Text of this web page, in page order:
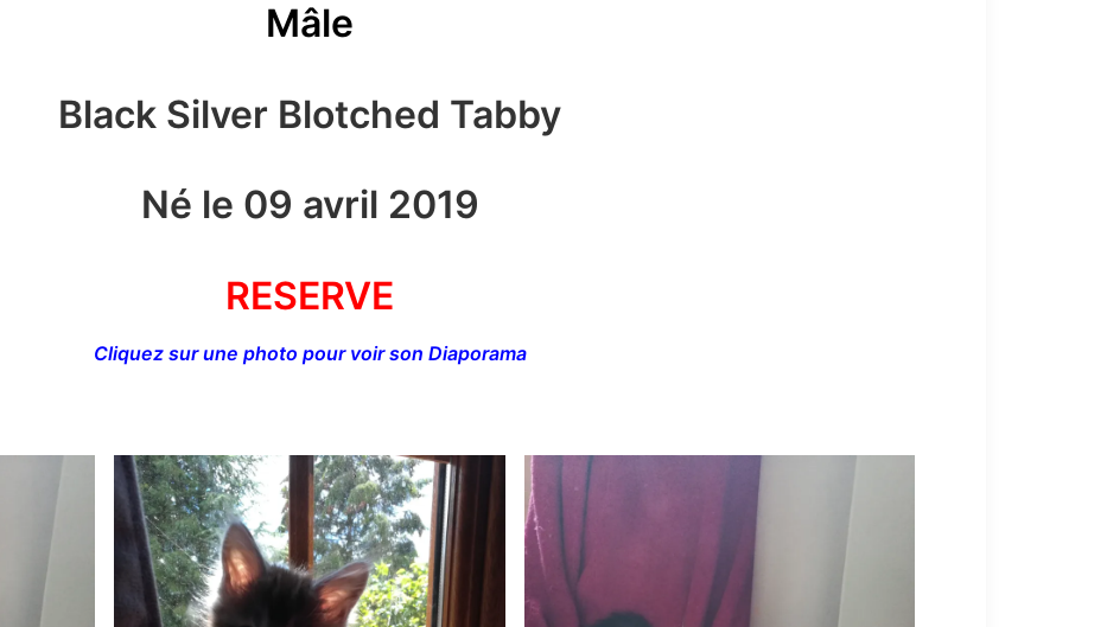
Mâle
Black Silver Blotched Tabby
Né le 09 avril 2019
RESERVE
Cliquez sur une photo pour voir son Diaporama